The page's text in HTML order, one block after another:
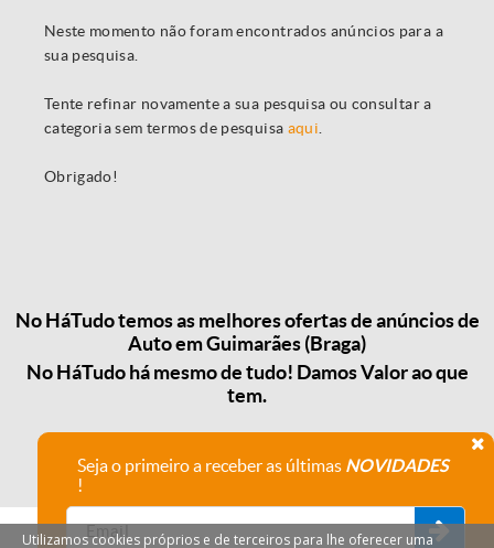
Neste momento não foram encontrados anúncios para a
sua pesquisa.
Tente refinar novamente a sua pesquisa ou consultar a
categoria sem termos de pesquisa aqui
Obrigado!
No HáTudo temos as melhores ofertas de anúncios de
Auto em Guimarães (Braga)
No HáTudo há mesmo de tudo! Damos Valor ao que
tem.
Seja o primeiro a receber as últimas NOVIDADES
!
Utilizamos cookies próprios e de terceiros para lhe oferecer uma